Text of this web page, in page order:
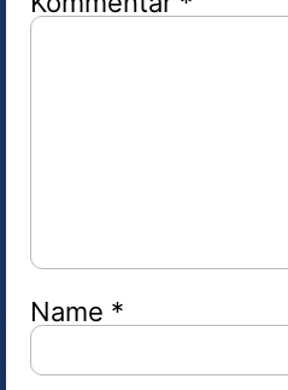
Name *